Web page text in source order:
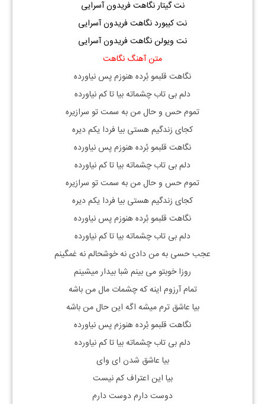
نت گیتار نگاهت فریدون آسرایی
نت کیبورد نگاهت فریدون آسرایی
نت ویولن نگاهت فریدون آسرایی
متن آهنگ نگاهت
نگاهت قلبمو بُرده هنوزم پس نیاورده
دلم بی تاب چشماته بیا تا کم نیاورده
تموم حس و حال من به سمت تو سرازیره
کجای زندگیم هستی بیا فردا یکم دیره
نگاهت قلبمو بُرده هنوزم پس نیاورده
دلم بی تاب چشماته بیا تا کم نیاورده
تموم حس و حال من به سمت تو سرازیره
کجای زندگیم هستی بیا فردا یکم دیره
نگاهت قلبمو بُرده هنوزم پس نیاورده
دلم بی تاب چشماته بیا تا کم نیاورده
عجب حسی به من دادی نه خوشحالم نه غمگینم
روزا خوبتو می بینم شبا بیدار میشینم
تمام آرزوم اینه که چشمات مال من باشه
بیا عاشق ترم میشه اگه این حال من باشه
نگاهت قلبمو بُرده هنوزم پس نیاورده
دلم بی تاب چشماته بیا تا کم نیاورده
بیا عاشق شدن ای وای
بیا این اعتراف کم نیست
دوست دارم دوست دارم